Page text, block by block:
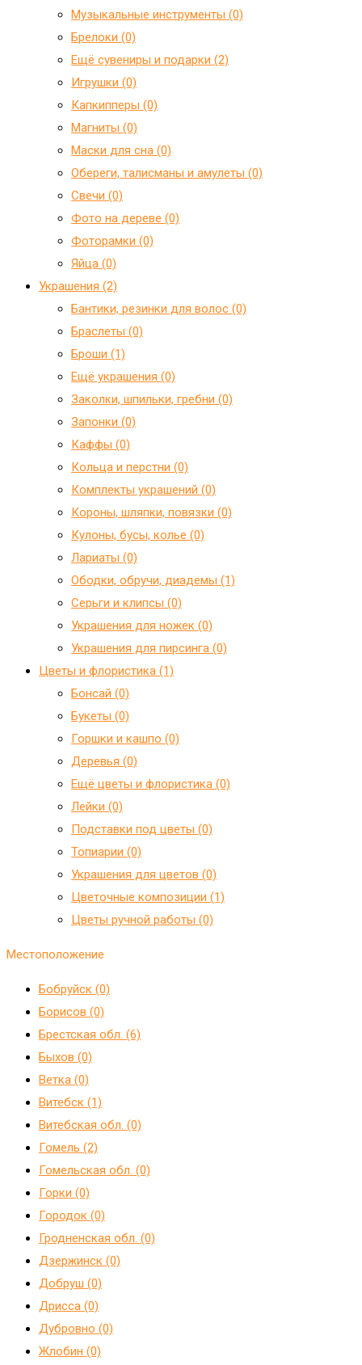
Mузыкальные инструменты (0)
Брелоки (0)
Ещё сувениры и подарки (2)
Игрушки (0)
Капкипперы (0)
Магниты (0)
Маски для сна (0)
Обереги, талисманы и амулеты (0)
Свечи (0)
Фото на дереве (0)
Фоторамки (0)
Яйца (0)
Украшения (2)
Бантики, резинки для волос (0)
Браслеты (0)
Броши (1)
Ещё украшения (0)
Заколки, шпильки, гребни (0)
Запонки (0)
Каффы (0)
Кольца и перстни (0)
Комплекты украшений (0)
Короны, шляпки, повязки (0)
Кулоны, бусы, колье (0)
Лариаты (0)
Ободки, обручи, диадемы (1)
Серьги и клипсы (0)
Украшения для ножек (0)
Украшения для пирсинга (0)
Цветы и флористика (1)
Бонсай (0)
Букеты (0)
Горшки и кашпо (0)
Деревья (0)
Ещё цветы и флористика (0)
Лейки (0)
Подставки под цветы (0)
Топиарии (0)
Украшения для цветов (0)
Цветочные композиции (1)
Цветы ручной работы (0)
Местоположение
Бобруйск (0)
Борисов (0)
Брестская обл. (6)
Быхов (0)
Ветка (0)
Витебск (1)
Витебская обл. (0)
Гомель (2)
Гомельская обл. (0)
Горки (0)
Городок (0)
Гродненская обл. (0)
Дзержинск (0)
Добруш (0)
Дрисса (0)
Дубровно (0)
Жлобин (0)